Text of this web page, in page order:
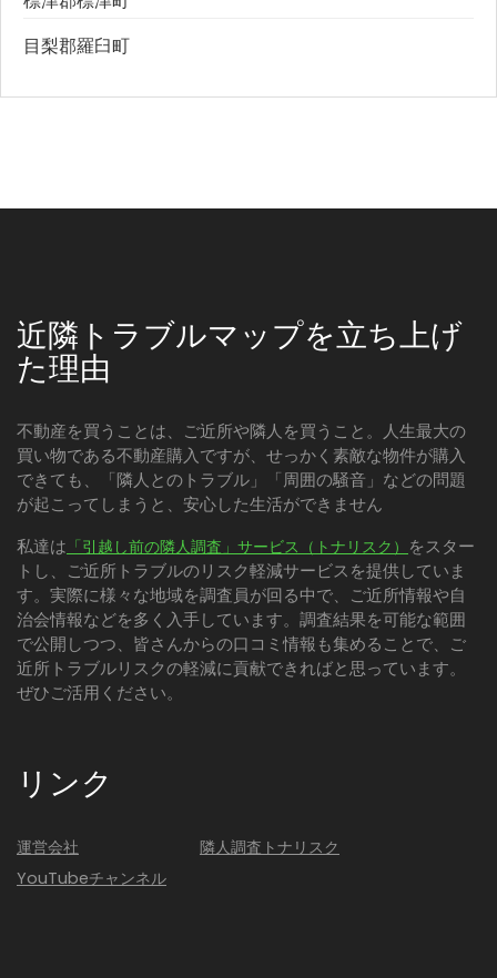
目梨郡羅臼町
近隣トラブルマップを立ち上げ
た理由
不動産を買うことは、ご近所や隣人を買うこと。人生最大の
買い物である不動産購入ですが、せっかく素敵な物件が購入
できても、「隣人とのトラブル」「周囲の騒音」などの問題
が起こってしまうと、安心した生活ができません
私達は 「引越し前の隣人調査」サービス（トナリスク） をスター
トし、ご近所トラブルのリスク軽減サービスを提供していま
す。実際に様々な地域を調査員が回る中で、ご近所情報や自
治会情報などを多く入手しています。調査結果を可能な範囲
で公開しつつ、皆さんからの口コミ情報も集めることで、ご
近所トラブルリスクの軽減に貢献できればと思っています。
ぜひご活用ください。
リンク
運営会社
YouTubeチャンネル
隣人調査トナリスク